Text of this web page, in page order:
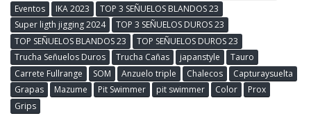
Eventos
IKA 2023
TOP 3 SEÑUELOS BLANDOS 23
Super ligth jigging 2024
TOP 3 SEÑUELOS DUROS 23
TOP SEÑUELOS BLANDOS 23
TOP SEÑUELOS DUROS 23
Trucha Señuelos Duros
Trucha Cañas japanstyle
Tauro
Carrete Fullrange
SOM Anzuelo triple Chalecos
Capturaysuelta
Grapas
Mazume Pit Swimmer pit swimmer Color
Prox
Grips